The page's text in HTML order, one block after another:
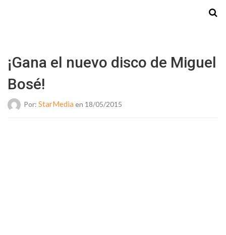
¡Gana el nuevo disco de Miguel
Bosé!
Por: StarMedia en 18/05/2015